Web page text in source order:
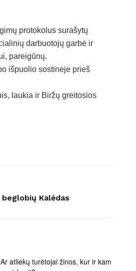
protokolus surašytų
darbuotojų garbė ir
pareigūnų.
išpuolio sostinėje prieš
laukia ir Biržų greitosios
Kalėdas
Ar atliekų turėtojai žinos, kur ir kam